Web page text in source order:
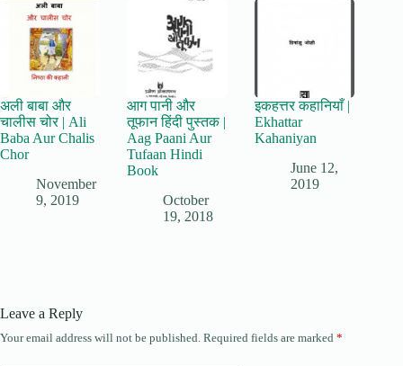
अली बाबा और
चालीस चोर | Ali
Baba Aur Chalis
Chor
November
9, 2019
आग पानी और
तूफान हिंदी पुस्तक |
Aag Paani Aur
Tufaan Hindi
Book
October
19, 2018
इकहत्तर कहानियाँ |
Ekhattar
Kahaniyan
June 12,
2019
Leave a Reply
Your email address will not be published. Required fields are marked *